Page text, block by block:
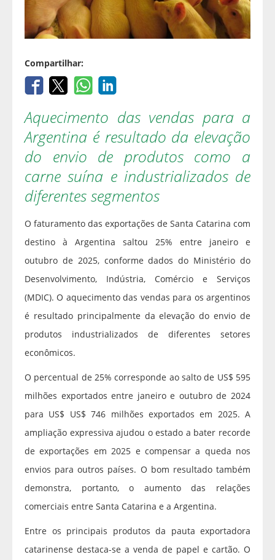
Compartilhar:
Aquecimento das vendas para a
Argentina é resultado da elevação
do envio de produtos como a
carne suína e industrializados de
diferentes segmentos
O faturamento das exportações de Santa Catarina com
destino à Argentina saltou 25% entre janeiro e
outubro de 2025, conforme dados do Ministério do
Desenvolvimento, Indústria, Comércio e Serviços
(MDIC). O aquecimento das vendas para os argentinos
é resultado principalmente da elevação do envio de
produtos industrializados de diferentes setores
econômicos.
O percentual de 25% corresponde ao salto de US$ 595
milhões exportados entre janeiro e outubro de 2024
para US$ US$ 746 milhões exportados em 2025. A
ampliação expressiva ajudou o estado a bater recorde
de exportações em 2025 e compensar a queda nos
envios para outros países. O bom resultado também
demonstra, portanto, o aumento das relações
comerciais entre Santa Catarina e a Argentina.
Entre os principais produtos da pauta exportadora
catarinense destaca-se a venda de papel e cartão. O